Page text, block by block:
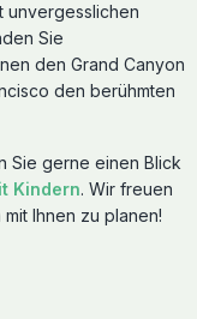
unvergesslichen
Sie
den Grand Canyon
den berühmten
Sie gerne einen Blick
Kindern. Wir freuen
Ihnen zu planen!